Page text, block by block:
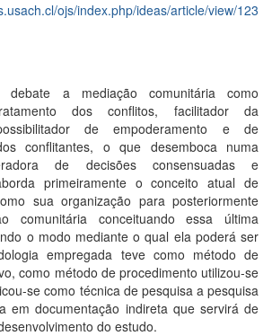
ojs/index.php/ideas/article/view/123
a mediação comunitária como
dos conflitos, facilitador da
de empoderamento e de
conflitantes, o que desemboca numa
de decisões consensuadas e
primeiramente o conceito atual de
sua organização para posteriormente
comunitária conceituando essa última
o modo mediante o qual ela poderá ser
empregada teve como método de
como método de procedimento utilizou-se
se como técnica de pesquisa a pesquisa
em documentação indireta que servirá de
do estudo.